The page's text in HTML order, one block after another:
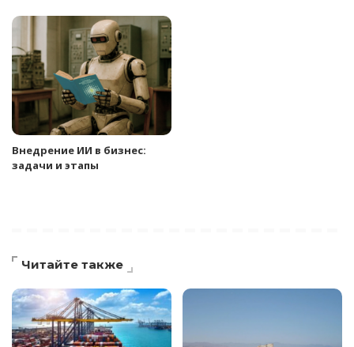
Внедрение ИИ в бизнес:
задачи и этапы
Читайте также